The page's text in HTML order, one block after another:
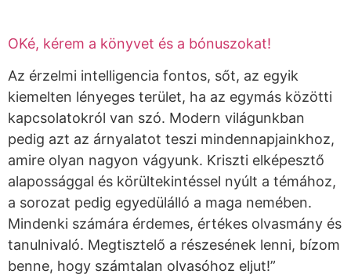
OKé, kérem a könyvet és a bónuszokat!
Az érzelmi intelligencia fontos, sőt, az egyik
kiemelten lényeges terület, ha az egymás közötti
kapcsolatokról van szó. Modern világunkban
pedig azt az árnyalatot teszi mindennapjainkhoz,
amire olyan nagyon vágyunk. Kriszti elképesztő
alapossággal és körültekintéssel nyúlt a témához,
a sorozat pedig egyedülálló a maga nemében.
Mindenki számára érdemes, értékes olvasmány és
tanulnivaló. Megtisztelő a részesének lenni, bízom
benne, hogy számtalan olvasóhoz eljut!”